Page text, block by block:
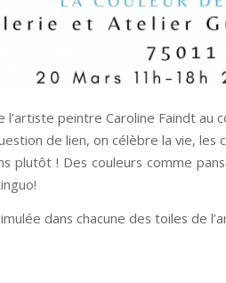
peintre Caroline Faindt au
de lien, on célèbre la vie, les
plutôt ! Des couleurs comme
dans chacune des toiles de